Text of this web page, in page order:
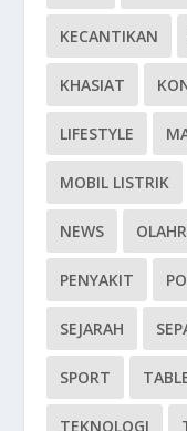
KECANTIKAN
KHASIAT
LIFESTYLE
MOBIL LISTRIK
NEWS
PENYAKIT
SEJARAH
SPORT
TEKNOLOGI